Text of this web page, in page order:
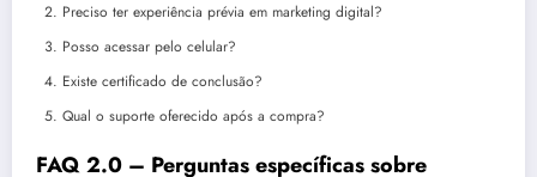
Preciso ter experiência prévia em marketing digital?
Posso acessar pelo celular?
Existe certificado de conclusão?
Qual o suporte oferecido após a compra?
FAQ 2.0 – Perguntas específicas sobre